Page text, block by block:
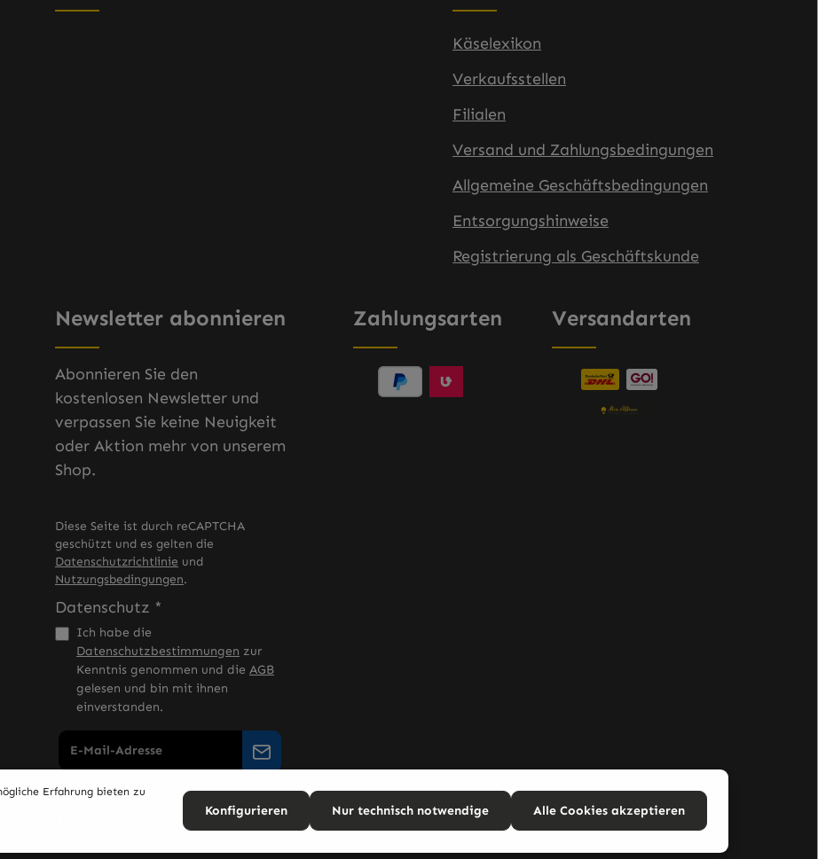
Käselexikon
Verkaufsstellen
Filialen
Versand und Zahlungsbedingungen
Allgemeine Geschäftsbedingungen
Entsorgungshinweise
Registrierung als Geschäftskunde
Newsletter abonnieren
Abonnieren Sie den
kostenlosen Newsletter und
verpassen Sie keine Neuigkeit
oder Aktion mehr von unserem
Shop.
Diese Seite ist durch reCAPTCHA
geschützt und es gelten die
Datenschutzrichtlinie und
Nutzungsbedingungen.
Datenschutz *
Ich habe die
Datenschutzbestimmungen zur
Kenntnis genommen und die AGB
gelesen und bin mit ihnen
einverstanden.
Die mit einem Stern (*) markierten
Zahlungsarten Versandarten
Erfahrung bieten zu
Nur technisch notwendige
Konfigurieren Alle Cookies akzeptieren